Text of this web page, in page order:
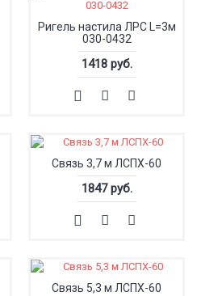
Ригель настила ЛРС L=3м
030-0432
1418 руб.
Связь 3,7 м ЛСПХ-60
1847 руб.
Связь 5,3 м ЛСПХ-60